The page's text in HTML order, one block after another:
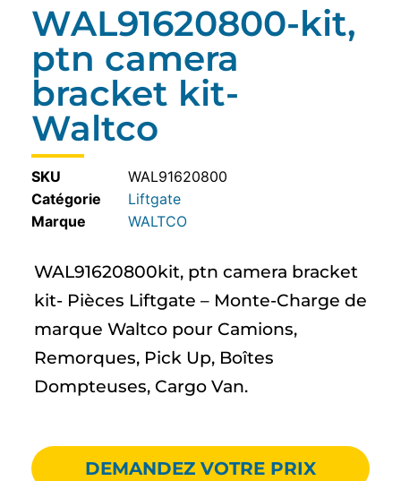
WAL91620800-kit,
ptn camera
bracket kit-
Waltco
SKU
WAL91620800
Catégorie
Liftgate
WALTCO
WAL91620800kit, ptn camera bracket
kit- Pièces Liftgate – Monte-Charge de
marque Waltco pour Camions,
Remorques, Pick Up, Boîtes
Dompteuses, Cargo Van.
DEMANDEZ VOTRE PRIX